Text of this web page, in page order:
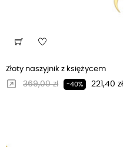
Złoty naszyjnik z księżycem
Regularna cena
369,00 zł -40% Cena
221,40 zł